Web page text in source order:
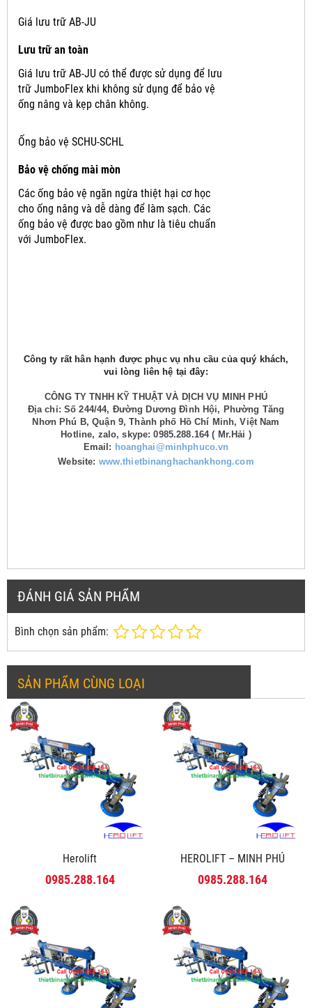
Giá lưu trữ AB-JU
Lưu trữ an toàn
Giá lưu trữ AB-JU có thể được sử dụng để lưu
trữ JumboFlex khi không sử dụng để bảo vệ
ống nâng và kẹp chân không.
Ống bảo vệ SCHU-SCHL
Bảo vệ chống mài mòn
Các ống bảo vệ ngăn ngừa thiệt hại cơ học
cho ống nâng và dễ dàng để làm sạch. Các
ống bảo vệ được bao gồm như là tiêu chuẩn
với JumboFlex.
Công ty rất hân hạnh được phục vụ nhu cầu của quý khách,
vui lòng liên hệ tại đây:
CÔNG TY TNHH KỸ THUẬT VÀ DỊCH VỤ MINH PHÚ
Địa chỉ: Số 244/44, Đường Dương Đình Hội, Phường Tăng
Nhơn Phú B, Quận 9, Thành phố Hồ Chí Minh, Việt Nam
Hotline, zalo, skype: 0985.288.164 ( Mr.Hải )
Email: hoanghai@minhphuco.vn
Website: www.thietbinanghachankhong.com
ĐÁNH GIÁ SẢN PHẨM
Bình chọn sản phẩm:
SẢN PHẨM CÙNG LOẠI
Herolift
0985.288.164
HEROLIFT – MINH PHÚ
0985.288.164